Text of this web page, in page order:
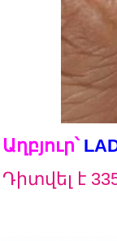
Աղբյուր՝
Դիտվել է